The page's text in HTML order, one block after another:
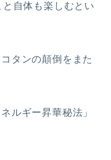
自体も楽しむとい
タンの顛倒をまた
ギー昇華秘法」